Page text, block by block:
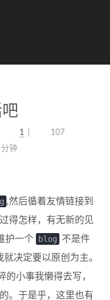
1
107
分钟
,然后循着友情链接到
得怎样，有无新的见
护一个
blog
不是件
就决定要以原创为主。
的小事我懒得去写，
。于是乎，这里也有